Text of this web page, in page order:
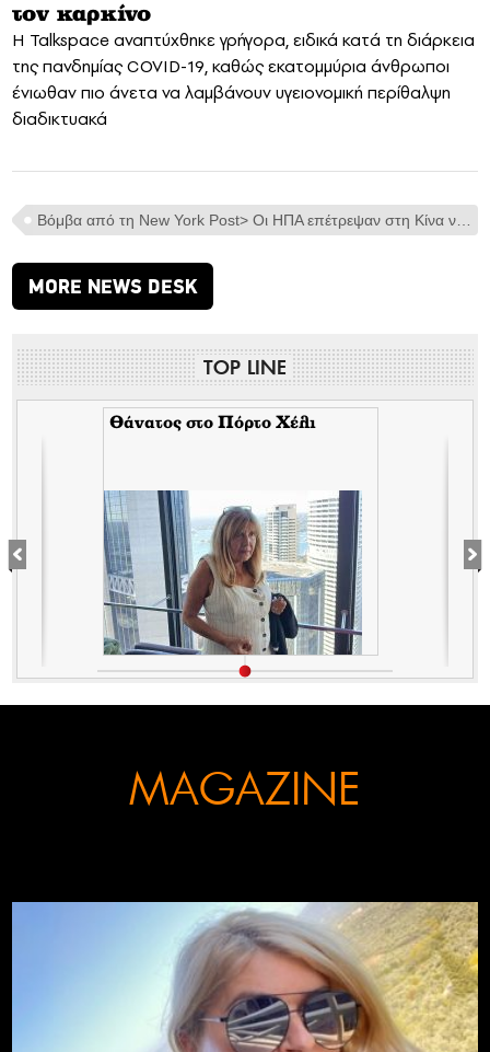
τον καρκίνο
Η Talkspace αναπτύχθηκε γρήγορα, ειδικά κατά τη διάρκεια
της πανδημίας COVID-19, καθώς εκατομμύρια άνθρωποι
ένιωθαν πιο άνετα να λαμβάνουν υγειονομική περίθαλψη
διαδικτυακά
MORE NEWS DESK
TOP LINE
Θάνατος στο Πόρτο Χέλι
MAGAZINE